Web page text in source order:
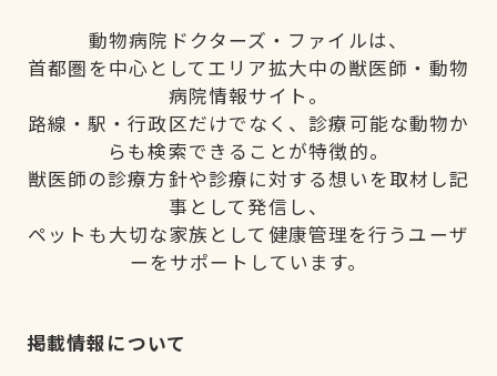
動物病院ドクターズ・ファイルは、
首都圏を中心としてエリア拡大中の獣医師・動物
病院情報サイト。
路線・駅・行政区だけでなく、診療可能な動物か
らも検索できることが特徴的。
獣医師の診療方針や診療に対する想いを取材し記
事として発信し、
ペットも大切な家族として健康管理を行うユーザ
ーをサポートしています。
掲載情報について